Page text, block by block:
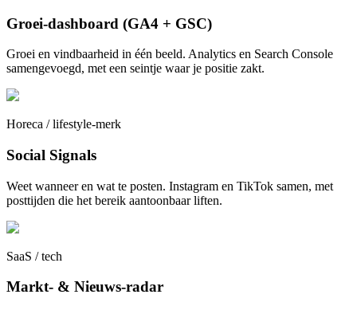
Groei-dashboard (GA4 + GSC)
Groei en vindbaarheid in één beeld. Analytics en Search Console
samengevoegd, met een seintje waar je positie zakt.
Horeca / lifestyle-merk
Social Signals
Weet wanneer en wat te posten. Instagram en TikTok samen, met
posttijden die het bereik aantoonbaar liften.
SaaS / tech
Markt- & Nieuws-radar